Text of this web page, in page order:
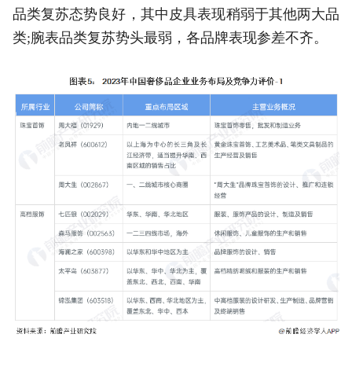
品类复苏态势良好，其中皮具表现稍弱于其他两大品
类;腕表品类复苏势头最弱，各品牌表现参差不齐。